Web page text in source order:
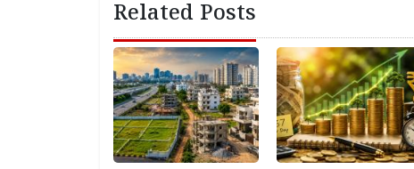
Related Posts